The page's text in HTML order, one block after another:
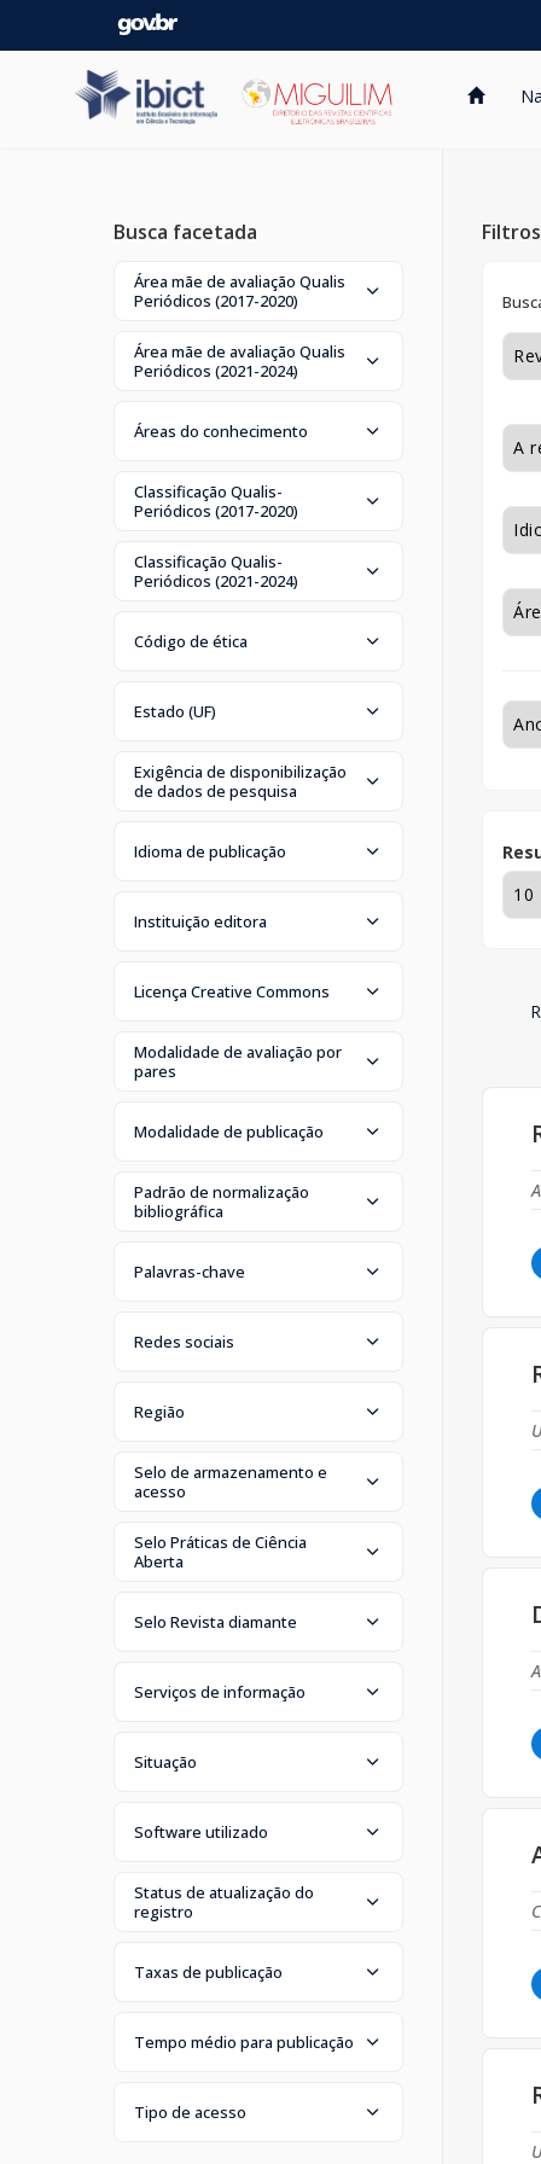
Busca facetada
Área mãe de avaliação Qualis
Periódicos (2017-2020)
Área mãe de avaliação Qualis
Periódicos (2021-2024)
Áreas do conhecimento
Classificação Qualis-
Periódicos (2017-2020)
Classificação Qualis-
Periódicos (2021-2024)
Código de ética
Estado (UF)
Exigência de disponibilização
de dados de pesquisa
Idioma de publicação
Instituição editora
Licença Creative Commons
Modalidade de avaliação por
pares
Modalidade de publicação
Padrão de normalização
bibliográfica
Palavras-chave
Redes sociais
Região
Selo de armazenamento e
acesso
Selo Práticas de Ciência
Aberta
Selo Revista diamante
Serviços de informação
Situação
Software utilizado
Status de atualização do
registro
Taxas de publicação
Tempo médio para publicação
Tipo de acesso